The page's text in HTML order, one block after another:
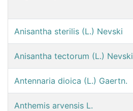
Anisantha sterilis (L.) Nevski
Anisantha tectorum (L.) Nevski
Antennaria dioica (L.) Gaertn.
Anthemis arvensis L.